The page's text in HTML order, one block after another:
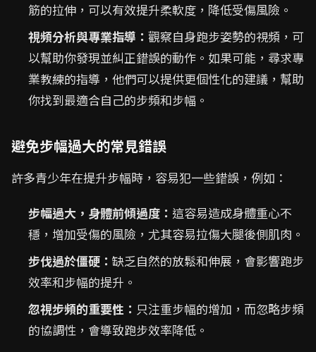
筋的拉伸，可以有效提升柔軟度，降低受傷風險。
視頻分析與專業指導： 觀察自身跑步姿勢的視頻，可
以幫助你發現並糾正錯誤的動作。如果可能，尋求專
業教練的指導，他們可以提供更個性化的建議，幫助
你找到最適合自己的步頻和步幅。
避免步幅過大的常見錯誤
許多青少年在提升步幅時，容易犯一些錯誤，例如：
步幅過大，身體前傾過度： 這容易造成身體重心不
穩，增加受傷的風險，尤其容易拉傷大腿後側肌肉。
步伐過於僵硬： 缺乏自然的放鬆和伸展，會影響跑步
效率和步幅的提升。
忽視步頻的重要性： 只注重步幅的增加，而忽略步頻
的協調性，會導致跑步效率降低。